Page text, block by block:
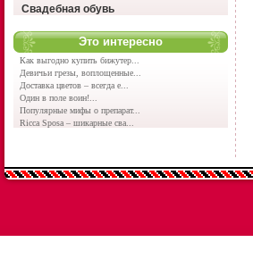
Свадебная обувь
Это интересно
Как выгодно купить бижутер...
Девичьи грезы, воплощенные...
Доставка цветов – всегда е...
Один в поле воин!...
Популярные мифы о препарат...
Ricca Sposa – шикарные сва...